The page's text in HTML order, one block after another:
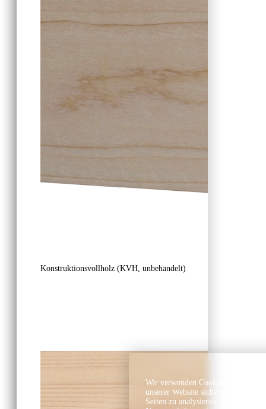
Konstruktionsvollholz (KVH, unbehandelt)
Wir verwenden Cookies und
unserer Website sicherzustellen,
Seiten zu analysieren. Dabei